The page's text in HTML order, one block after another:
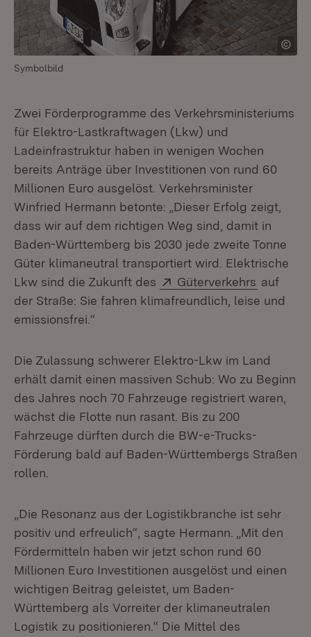
Symbolbild
Zwei Förderprogramme des Verkehrsministeriums
für Elektro-Lastkraftwagen (Lkw) und
Ladeinfrastruktur haben in wenigen Wochen
bereits Anträge über Investitionen von rund 60
Millionen Euro ausgelöst. Verkehrsminister
Winfried Hermann betonte: „Dieser Erfolg zeigt,
dass wir auf dem richtigen Weg sind, damit in
Baden-Württemberg bis 2030 jede zweite Tonne
Güter klimaneutral transportiert wird. Elektrische
Lkw sind die Zukunft des
Extern:
Güterverkehrs (Öffnet
auf
der Straße: Sie fahren klimafreundlich, leise und
emissionsfrei.“
Die Zulassung schwerer Elektro-Lkw im Land
erhält damit einen massiven Schub: Wo zu Beginn
des Jahres noch 70 Fahrzeuge registriert waren,
wächst die Flotte nun rasant. Bis zu 200
Fahrzeuge dürften durch die BW-e-Trucks-
Förderung bald auf Baden-Württembergs Straßen
rollen.
„Die Resonanz aus der Logistikbranche ist sehr
positiv und erfreulich“, sagte Hermann. „Mit den
Fördermitteln haben wir jetzt schon rund 60
Millionen Euro Investitionen ausgelöst und einen
wichtigen Beitrag geleistet, um Baden-
Württemberg als Vorreiter der klimaneutralen
Logistik zu positionieren.“ Die Mittel des